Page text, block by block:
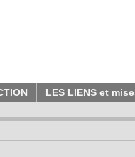
LES LIENS et